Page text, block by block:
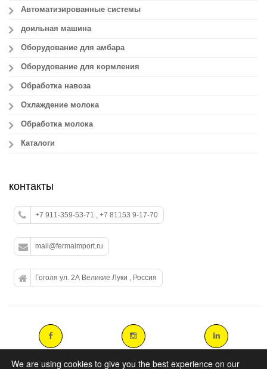
Автоматизированные системы
доильная машина
Оборудование для амбара
Оборудование для кормления
Обработка навоза
Охлаждение молока
Обработка молока
Каталоги
контакты
+7 911-359-53-71 , +7 81153 9-17-70
mail@fermaimport.ru
Гоголя ул. 2А Великие Луки , Россия
We are using cookies to give you the best experience on our